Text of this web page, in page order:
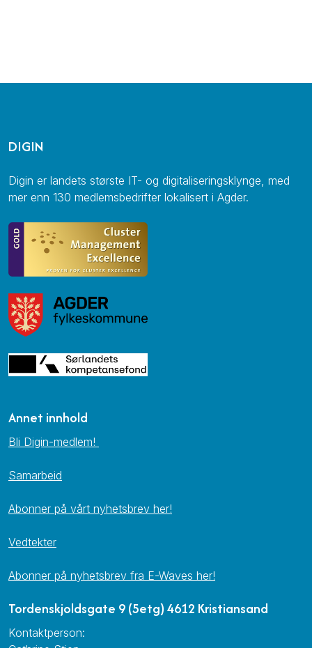
DIGIN
Digin er landets største IT- og digitaliseringsklynge, med
mer enn 130 medlemsbedrifter lokalisert i Agder.
Annet innhold
Bli Digin-medlem!
Samarbeid
Abonner på vårt nyhetsbrev her!
Vedtekter
Abonner på nyhetsbrev fra E-Waves her!
Tordenskjoldsgate 9 (5etg) 4612 Kristiansand
Kontaktperson: